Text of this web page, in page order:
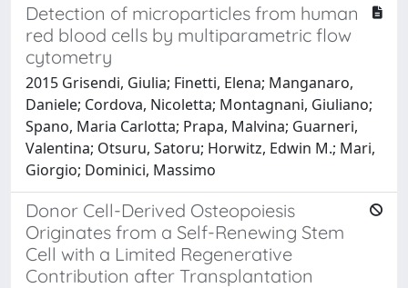
Detection of microparticles from human
red blood cells by multiparametric flow
cytometry
2015 Grisendi, Giulia; Finetti, Elena; Manganaro,
Daniele; Cordova, Nicoletta; Montagnani, Giuliano;
Spano, Maria Carlotta; Prapa, Malvina; Guarneri,
Valentina; Otsuru, Satoru; Horwitz, Edwin M.; Mari,
Giorgio; Dominici, Massimo
Donor Cell-Derived Osteopoiesis
Originates from a Self-Renewing Stem
Cell with a Limited Regenerative
Contribution after Transplantation